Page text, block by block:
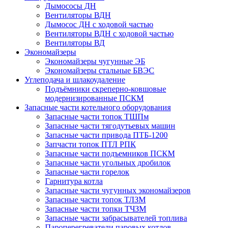
Дымососы ДН
Вентиляторы ВДН
Дымосос ДН с ходовой частью
Вентиляторы ВДН с ходовой частью
Вентиляторы ВД
Экономайзеры
Экономайзеры чугунные ЭБ
Экономайзеры стальные БВЭС
Углеподача и шлакоудаление
Подъёмники скреперно-ковшовые
модернизированные ПСКМ
Запасные части котельного оборудования
Запасные части топок ТШПм
Запасные части тягодутьевых машин
Запасные части привода ПТБ-1200
Запчасти топок ПТЛ РПК
Запасные части подъемников ПСКМ
Запасные части угольных дробилок
Запасные части горелок
Гарнитура котла
Запасные части чугунных экономайзеров
Запасные части топок ТЛЗМ
Запасные части топки ТЧЗМ
Запасные части забрасывателей топлива